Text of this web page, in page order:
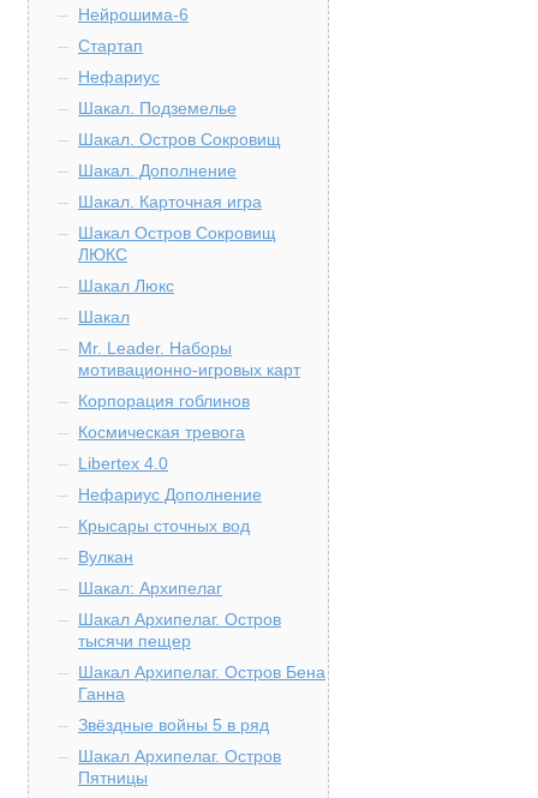
Нейрошима-6
Стартап
Нефариус
Шакал. Подземелье
Шакал. Остров Сокровищ
Шакал. Дополнение
Шакал. Карточная игра
Шакал Остров Сокровищ
ЛЮКС
Шакал Люкс
Шакал
Mr. Leader. Наборы
мотивационно-игровых карт
Корпорация гоблинов
Космическая тревога
Libertex 4.0
Нефариус Дополнение
Крысары сточных вод
Вулкан
Шакал: Архипелаг
Шакал Архипелаг. Остров
тысячи пещер
Шакал Архипелаг. Остров Бена
Ганна
Звёздные войны 5 в ряд
Шакал Архипелаг. Остров
Пятницы